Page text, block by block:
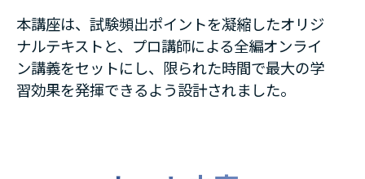
本講座は、試験頻出ポイントを凝縮したオリジ
ナルテキストと、プロ講師による全編オンライ
ン講義をセットにし、限られた時間で最大の学
習効果を発揮できるよう設計されました。